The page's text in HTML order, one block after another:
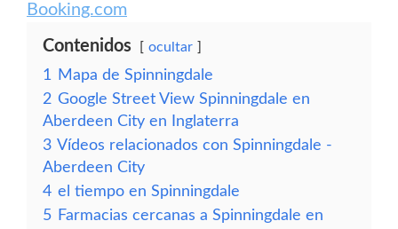
Booking.com
Contenidos ocultar
1
Mapa de Spinningdale
2 Google Street View Spinningdale en
Aberdeen City en Inglaterra
3 Vídeos relacionados con Spinningdale -
Aberdeen City
4 el tiempo en Spinningdale
5 Farmacias cercanas a Spinningdale en